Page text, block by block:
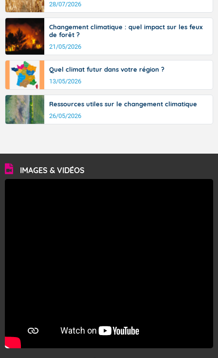
avec des pointes jusqu'à 37 à 38 degrés dans l'arrière-
pays varois et en vallée de la Garonne.
28/07/2026
Changement climatique : quel impact sur les feux
de forêt ?
21/05/2026
Quel climat futur dans votre région ?
13/05/2026
Ressources utiles sur le changement climatique
26/05/2026
IMAGES & VIDÉOS